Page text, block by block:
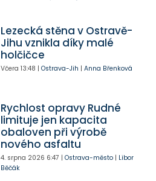
Lezecká stěna v Ostravě-
Jihu vznikla díky malé
holčičce
Včera 13:48 | Ostrava-Jih | Anna Břenková
Rychlost opravy Rudné
limituje jen kapacita
obaloven při výrobě
nového asfaltu
4. srpna 2026 6:47 | Ostrava-město| Libor
Běčák